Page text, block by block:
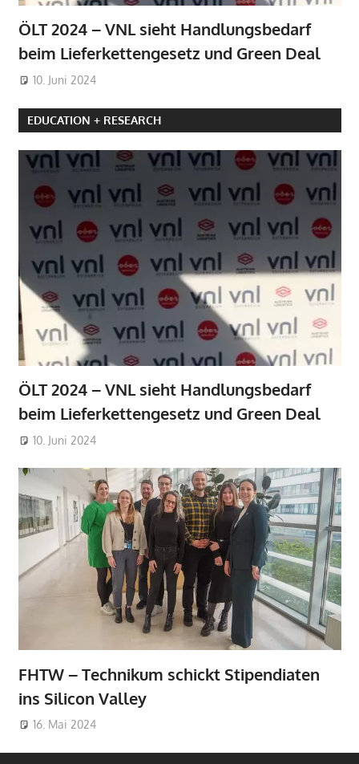
ÖLT 2024 – VNL sieht Handlungsbedarf
beim Lieferkettengesetz und Green Deal
10. Juni 2024
EDUCATION + RESEARCH
ÖLT 2024 – VNL sieht Handlungsbedarf
beim Lieferkettengesetz und Green Deal
10. Juni 2024
FHTW – Technikum schickt Stipendiaten
ins Silicon Valley
16. Mai 2024